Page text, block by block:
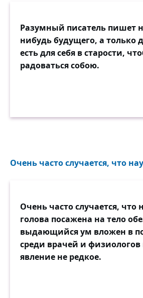
Разумный писатель пишет
нибудь будущего, а только
есть для себя в старости,
радоваться собою.
Очень часто случается, что
Очень часто случается, что
голова посажена на тело
выдающийся ум вложен в
среди врачей и
явление не редкое.